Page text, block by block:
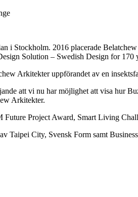
i Stockholm. 2016 placerade
Solution – Swedish Design for
Arkitekter uppförandet av en
att vi nu har möjlighet att visa hur
Arkitekter.
Project Award, Smart Living
Taipei City, Svensk Form samt